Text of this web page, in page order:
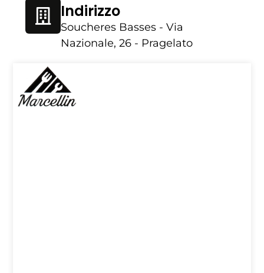
Indirizzo
Soucheres Basses - Via
Nazionale, 26 - Pragelato